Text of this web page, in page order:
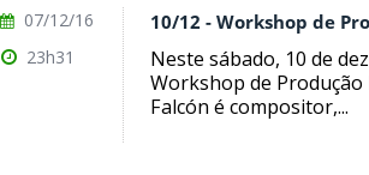
10/12 - Workshop de
Neste sábado, 10 de
Workshop de Produção
Falcón é compositor,...
07/12/16
23h31